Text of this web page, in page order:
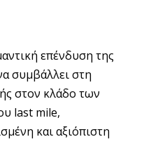
επένδυση της
συμβάλλει στη
στον κλάδο των
last mile,
και αξιόπιστη